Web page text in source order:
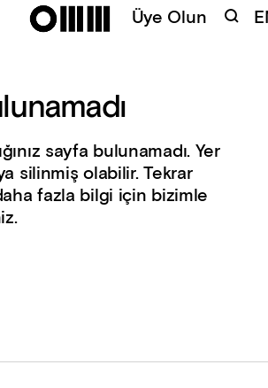
Üye Olun
sayfa bulunamadı. Yer
silinmiş olabilir. Tekrar
fazla bilgi için bizimle